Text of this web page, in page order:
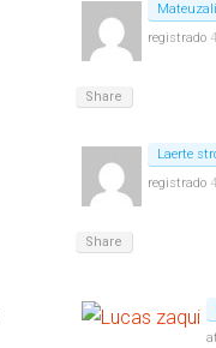
registrado
Share
Laerte
registrado
Share